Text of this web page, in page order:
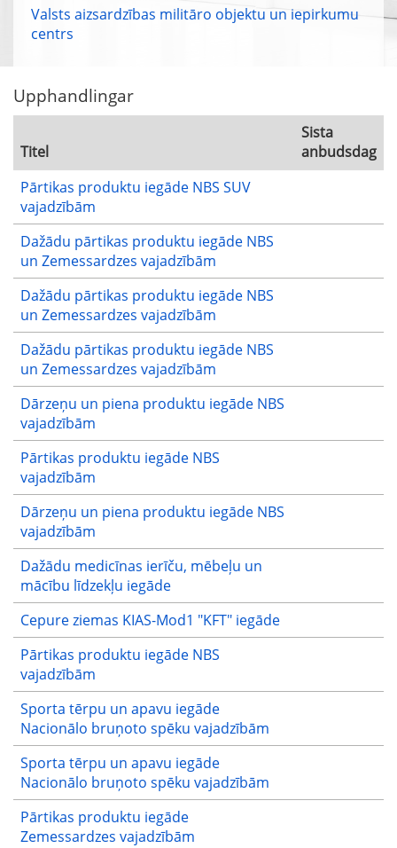
Valsts aizsardzības militāro objektu un iepirkumu
centrs
Upphandlingar
Titel
Sista
anbudsdag
Pārtikas produktu iegāde NBS SUV
vajadzībām
Dažādu pārtikas produktu iegāde NBS
un Zemessardzes vajadzībām
Dažādu pārtikas produktu iegāde NBS
un Zemessardzes vajadzībām
Dažādu pārtikas produktu iegāde NBS
un Zemessardzes vajadzībām
Dārzeņu un piena produktu iegāde NBS
vajadzībām
Pārtikas produktu iegāde NBS
vajadzībām
Dārzeņu un piena produktu iegāde NBS
vajadzībām
Dažādu medicīnas ierīču, mēbeļu un
mācību līdzekļu iegāde
Cepure ziemas KIAS-Mod1 "KFT" iegāde
Pārtikas produktu iegāde NBS
vajadzībām
Sporta tērpu un apavu iegāde
Nacionālo bruņoto spēku vajadzībām
Sporta tērpu un apavu iegāde
Nacionālo bruņoto spēku vajadzībām
Pārtikas produktu iegāde
Zemessardzes vajadzībām